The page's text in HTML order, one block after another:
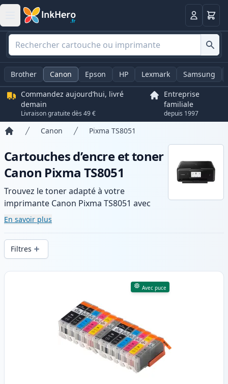
Panier
Brother Canon Epson HP Lexmark Samsung
Commandez aujourd’hui, livré
demain
Livraison gratuite dès 49 €
Entreprise
familiale
depuis 1997
Canon Pixma TS8051
Cartouches d’encre et toner
Canon Pixma TS8051
Trouvez le toner adapté à votre
imprimante Canon Pixma TS8051 avec
notre gamme de cartouches compatibles
et haute capacité. Profitez d’une qualité
d’impression constante et d’une livraison
rapide depuis un stock local en .
En savoir plus
Filtres
Produits
Avec puce